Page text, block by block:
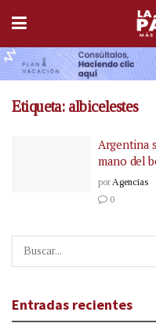
Etiqueta: albicelestes
Argentina
mano del
por Agencias
0
Entradas recientes